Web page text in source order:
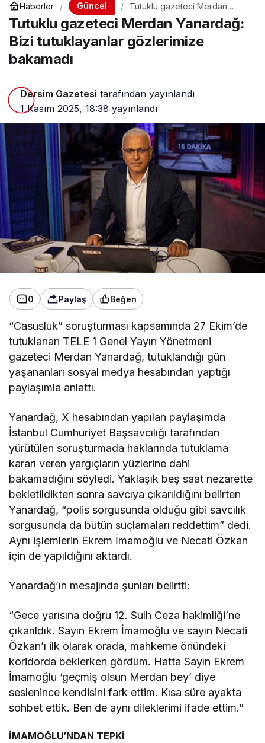
Haberler Güncel
Tutuklu gazeteci Merdan
Yanardağ: Bizi tutuklayanlar
gözlerimize bakamadı
Tutuklu gazeteci Merdan Yanardağ:
Bizi tutuklayanlar gözlerimize
bakamadı
Dersim Gazetesi tarafından yayınlandı
1 Kasım 2025, 18:38 yayınlandı
0 Paylaş Beğen
“Casusluk” soruşturması kapsamında 27 Ekim’de
tutuklanan TELE 1 Genel Yayın Yönetmeni
gazeteci Merdan Yanardağ, tutuklandığı gün
yaşananları sosyal medya hesabından yaptığı
paylaşımla anlattı.
Yanardağ, X hesabından yapılan paylaşımda
İstanbul Cumhuriyet Başsavcılığı tarafından
yürütülen soruşturmada haklarında tutuklama
kararı veren yargıçların yüzlerine dahi
bakamadığını söyledi. Yaklaşık beş saat nezarette
bekletildikten sonra savcıya çıkarıldığını belirten
Yanardağ, “polis sorgusunda olduğu gibi savcılık
sorgusunda da bütün suçlamaları reddettim” dedi.
Aynı işlemlerin Ekrem İmamoğlu ve Necati Özkan
için de yapıldığını aktardı.
Yanardağ’ın mesajında şunları belirtti:
“Gece yarısına doğru 12. Sulh Ceza hakimliği’ne
çıkarıldık. Sayın Ekrem İmamoğlu ve sayın Necati
Özkan’ı ilk olarak orada, mahkeme önündeki
koridorda beklerken gördüm. Hatta Sayın Ekrem
İmamoğlu ‘geçmiş olsun Merdan bey’ diye
seslenince kendisini fark ettim. Kısa süre ayakta
sohbet ettik. Ben de aynı dileklerimi ifade ettim.”
İMAMOĞLU’NDAN TEPKİ